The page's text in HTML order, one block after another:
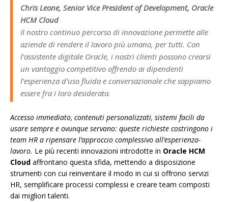
Chris Leone, Senior Vice President of Development, Oracle
HCM Cloud
Il nostro continuo percorso di innovazione permette alle
aziende di rendere il lavoro più umano, per tutti. Con
l’assistente digitale Oracle, i nostri clienti possono crearsi
un vantaggio competitivo offrendo ai dipendenti
l’esperienza d’uso fluida e conversazionale che sappiamo
essere fra i loro desiderata.
Accesso immediato, contenuti personalizzati, sistemi facili da
usare sempre e ovunque servano: queste richieste costringono i
team HR a ripensare l’approccio complessivo all’esperienza-
lavoro. Le più recenti innovazioni introdotte in Oracle HCM
Cloud affrontano questa sfida, mettendo a disposizione
strumenti con cui reinventare il modo in cui si offrono servizi
HR, semplificare processi complessi e creare team composti
dai migliori talenti.